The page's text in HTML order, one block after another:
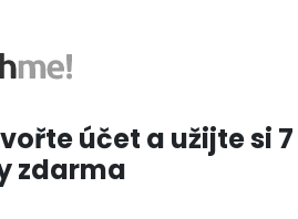
účet a užijte si
zdarma